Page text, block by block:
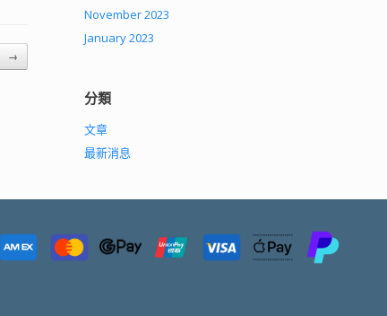
→
November 2023
January 2023
分類
文章
最新消息